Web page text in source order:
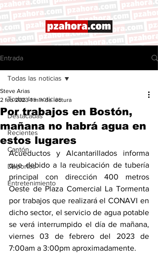
Entrada
Todas las noticias
Destacadas
Recientes
Cantón
Deportes
Entretenimiento
Todas las noticias
Por trabajos en Bostón,
mañana no habrá agua en
estos lugares
Steve Arias
2 feb 2023 1 min de lectura
Acueductos y Alcantarillados informa
que debido a la reubicación de tubería
principal con dirección 400 metros
Oeste de Plaza Comercial La Tormenta
por trabajos que realizará el CONAVI en
dicho sector, el servicio de agua potable
se verá interrumpido el día de mañana,
viernes 03 de febrero del 2023 de
7:00am a 3:00pm aproximadamente.